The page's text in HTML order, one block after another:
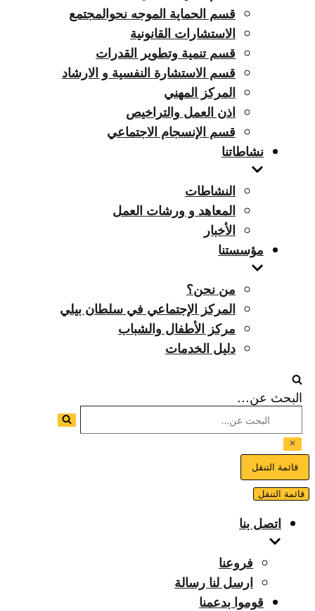
قسم الحماية الموجه نحوالمجتمع
الاستشارات القانونية
قسم تنمية وتطوير القدرات
قسم الاستشارة النفسية و الارشاد
المركز المهني
اذن العمل والتراخيص
قسم الإنسجام الاجتماعي
نشاطاتنا
النشاطات
المعاهد و ورشات العمل
الأخبار
مؤسستنا
من نحن؟
المركز الإجتماعي في سلطان بيلي
مركز الأطفال والشباب
دليل الخدمات
البحث عن...
قائمة التنقل
قائمة التنقل
اتصل بنا
فروعنا
ارسل لنا رسالة
قوموا بدعمنا